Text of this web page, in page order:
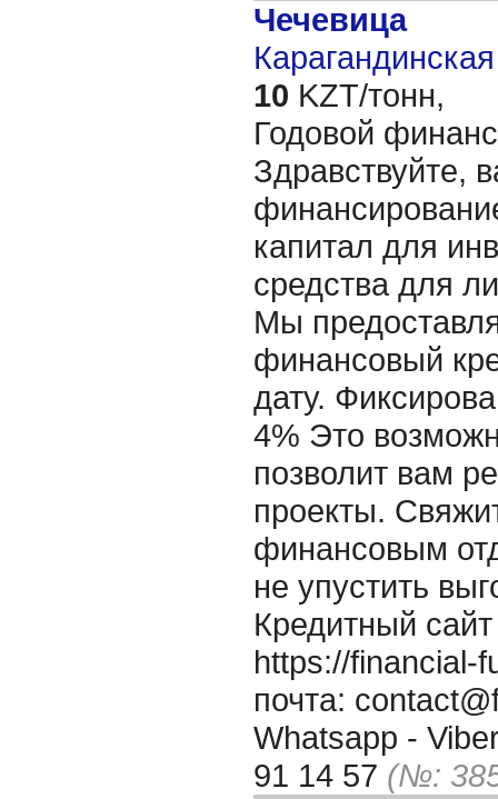
Чечевица
10 KZT/тонн,
Годовой
Здравствуйте,
капитал для
средства для
Мы
финансовый
дату.
4% Это
позволит вам
проекты.
финансовым
не упустить
Кредитный
https://financial-
почта:
Whatsapp -
91 14 57 (№: